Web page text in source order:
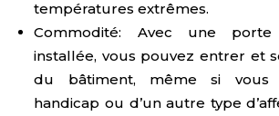
températures extrêmes.
Commodité: Avec une porte
installée, vous pouvez entrer et
du bâtiment, même si vous
handicap ou d’un autre type